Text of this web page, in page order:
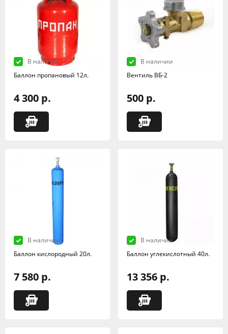
В наличии
Баллон пропановый 12л.
4 300 р.
В наличии
Вентиль ВБ-2
500 р.
В наличии
Баллон кислородный 20л.
7 580 р.
В наличии
Баллон углекислотный 40л.
13 356 р.